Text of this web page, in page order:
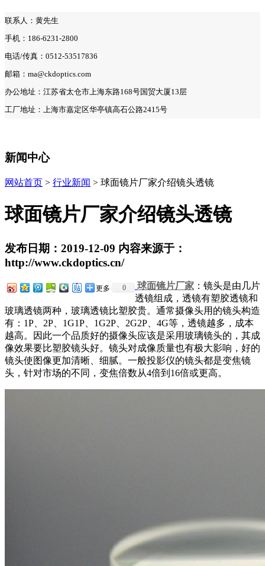
联系人：黄先生
手机：186-6231-2800
电话/传真：0512-53517836
邮箱：ma@ckdoptics.com
办公地址：江苏省太仓市上海东路168号国贸大厦13层
工厂地址：上海市嘉定区华亭镇高石公路2415号
新闻中心
网站首页 > 行业新闻 > 球面镜片厂家介绍镜头透镜
球面镜片厂家介绍镜头透镜
发布日期：2019-12-09 内容来源于：
http://www.ckdoptics.cn/
更多 0 球面镜片厂家 ：镜头是由几片
透镜组成，透镜有塑胶透镜和
玻璃透镜两种，玻璃透镜比塑胶贵。通常摄像头用的镜头构造
有：1P、2P、1G1P、1G2P、2G2P、4G等，透镜越多，成本
越高。因此一个品质好的摄像头应该是采用玻璃镜头的，其成
像效果要比塑胶镜头好。镜头对成像质量也有极大影响，好的
镜头使图像更加清晰、细腻。一般投影仪的镜头都是变焦镜
头，针对市场的不同，变焦倍数从4倍到16倍或更高。